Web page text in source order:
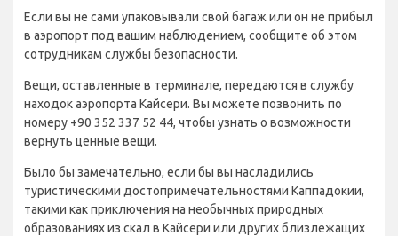
Если вы не сами упаковывали свой багаж или он не прибыл
в аэропорт под вашим наблюдением, сообщите об этом
сотрудникам службы безопасности.
Вещи, оставленные в терминале, передаются в службу
находок аэропорта Кайсери. Вы можете позвонить по
номеру +90 352 337 52 44, чтобы узнать о возможности
вернуть ценные вещи.
Было бы замечательно, если бы вы насладились
туристическими достопримечательностями Каппадокии,
такими как приключения на необычных природных
образованиях из скал в Кайсери или других близлежащих